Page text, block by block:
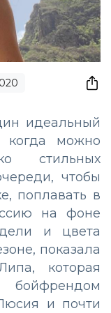
идеальный
когда можно
стильных
чтобы
поплавать в
на фоне
и цвета
показала
которая
бойфрендом
и почти